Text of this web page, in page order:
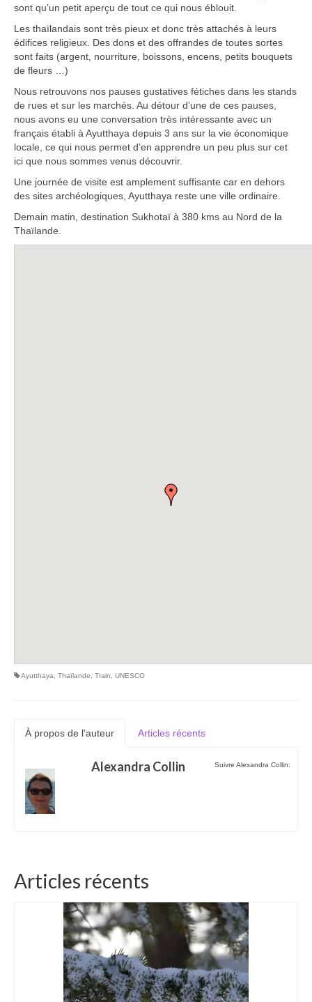
sont qu’un petit aperçu de tout ce qui nous éblouit.
Les thaïlandais sont très pieux et donc très attachés à leurs
édifices religieux. Des dons et des offrandes de toutes sortes
sont faits (argent, nourriture, boissons, encens, petits bouquets
de fleurs …)
Nous retrouvons nos pauses gustatives fétiches dans les stands
de rues et sur les marchés. Au détour d’une de ces pauses,
nous avons eu une conversation très intéressante avec un
français établi à Ayutthaya depuis 3 ans sur la vie économique
locale, ce qui nous permet d’en apprendre un peu plus sur cet
ici que nous sommes venus découvrir.
Une journée de visite est amplement suffisante car en dehors
des sites archéologiques, Ayutthaya reste une ville ordinaire.
Demain matin, destination Sukhotaï à 380 kms au Nord de la
Thaïlande.
Ayutthaya Thaïlande Train UNESCO
À propos de l'auteur Articles récents
Suivre Alexandra Collin:
Alexandra Collin
Articles récents